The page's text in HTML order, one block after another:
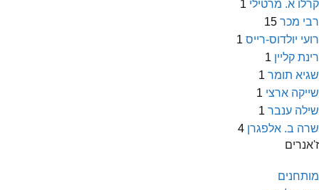
קרלו א. מרטילי 1
רבי מכר 15
רועי יולדוס-רייס 1
רינת קליין 1
שגיא תומר 1
שייקה ארצי 1
שילה ענבר 1
שרה ב. אלפגרן 4
ז'אנרים
מותחנים